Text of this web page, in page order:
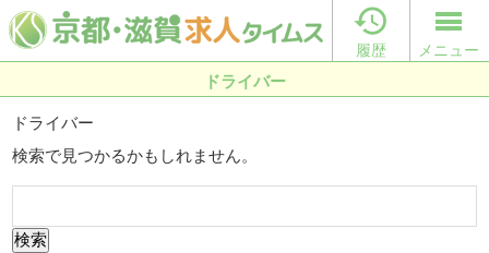

履歴 メニュー
ドライバー
ドライバー
検索で見つかるかもしれません。
索: